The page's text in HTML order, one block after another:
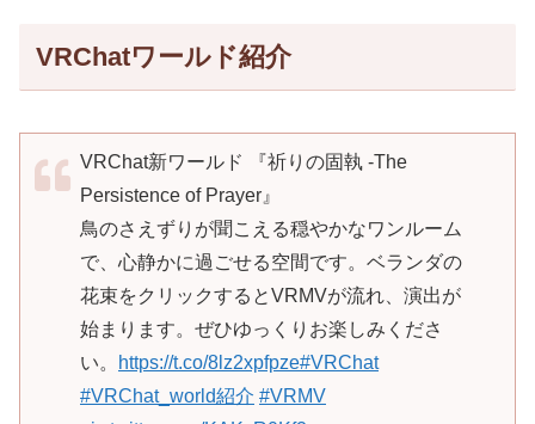
VRChatワールド紹介
VRChat新ワールド 『祈りの固執 -The
Persistence of Prayer』
鳥のさえずりが聞こえる穏やかなワンルーム
で、心静かに過ごせる空間です。ベランダの
花束をクリックするとVRMVが流れ、演出が
始まります。ぜひゆっくりお楽しみくださ
い。
https://t.co/8lz2xpfpze#VRChat
#VRChat_world紹介 #VRMV